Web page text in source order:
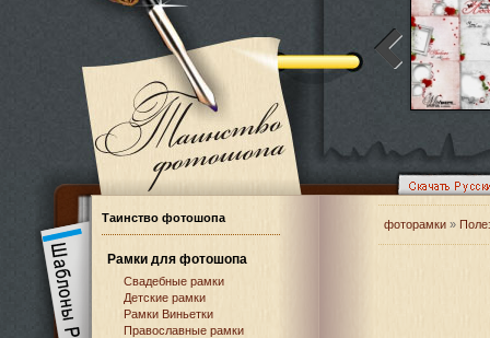
Таинство фотошопа
Рамки для фотошопа
Свадебные рамки
Детские рамки
Рамки Виньетки
Православные рамки
фоторамки »